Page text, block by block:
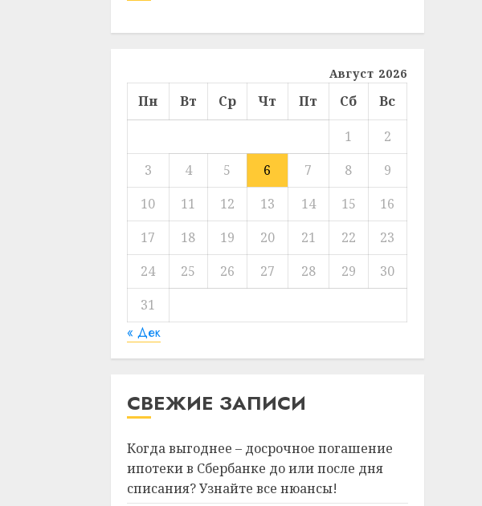
Август 2026
Пн Вт Ср Чт Пт Сб
Вс
1
2
3
4 5 6 7 8
9
10
11 12 13 14 15
16
17
18 19 20 21 22
23
24
25 26 27 28 29
30
31
« Дек
СВЕЖИЕ ЗАПИСИ
Когда выгоднее – досрочное погашение
ипотеки в Сбербанке до или после дня
списания? Узнайте все нюансы!